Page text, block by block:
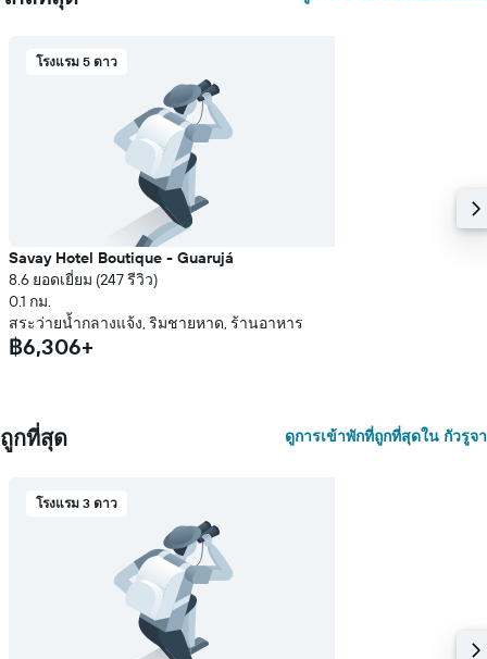
โรงแรม 5 ดาว
Savay Hotel Boutique - Guarujá
8.6 ยอดเยี่ยม (247 รีวิว)
0.1 กม.
สระว่ายน้ำกลางแจ้ง, ริมชายหาด, ร้านอาหาร
฿6,306+
ถูกที่สุด ดูการเข้าพักที่ถูกที่สุดใน กัวรูจา
โรงแรม 3 ดาว